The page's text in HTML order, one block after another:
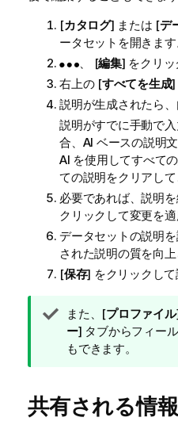
[カタログ] または [デ
ータセットを開きます
、 [編集] をクリッ
右上の [すべてを生成]
説明が生成されたら、
説明がすでに手動で
合、AI ベースの説明
AI を使用してすべて
ての説明をクリアして
必要であれば、説明
クリックして変更を適
データセットの説明
された説明の質を向
[保存] をクリックして
ヒ
ン
ト
また、[プロファイル
ー] タブからフィー
もできます。
共有される情報